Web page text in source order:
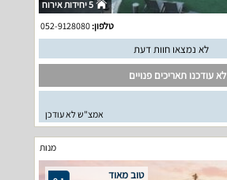
5 יחידות אירוח
טלפון:052-9128080
לא נמצאו חוות דעת
לא עודכנו תאריכים פנויים
אמצ"ש לא עודכן
מנות
טוב מאוד